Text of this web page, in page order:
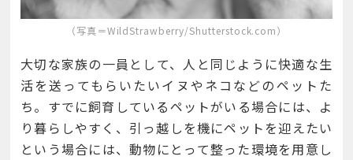
（写真＝WildStrawberry/Shutterstock.com）
大切な家族の一員として、人と同じように快適な生
活を送ってもらいたいイヌやネコなどのペットた
ち。すでに飼育しているペットがいる場合には、よ
り暮らしやすく、引っ越しを機にペットを迎えたい
という場合には、動物にとって整った環境を用意し